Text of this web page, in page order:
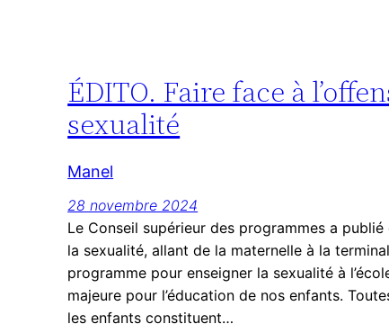
ÉDITO. Faire face à
sexualité
Manel
28 novembre 2024
Le Conseil supérieur des programmes a
la sexualité, allant de la maternelle à la
programme pour enseigner la sexualité à
majeure pour l’éducation de nos enfants.
les enfants constituent…